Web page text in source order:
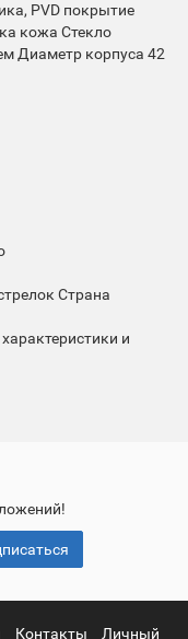
PVD покрытие
кожа Стекло
Диаметр корпуса 42
Страна
и
Контакты Личный